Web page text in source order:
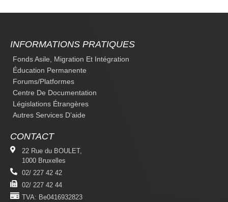
INFORMATIONS PRATIQUES
Fonds Asile, Migration Et Intégration
Éducation Permanente
Forums/platformes
Centre De Documentation
Législations Étrangères
Autres Services D’aide
CONTACT
22 Rue du BOULET,
1000 Bruxelles
02/ 227 42 42
02/ 227 42 44
TVA: Be0416932823